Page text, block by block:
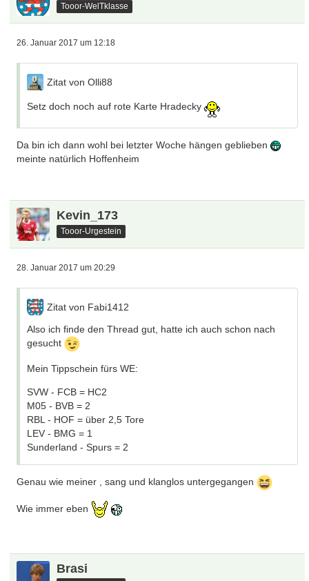
Tooor-WelTklasse
26. Januar 2017 um 12:18
Zitat von Olli88
Setz doch noch auf rote Karte Hradecky
Da bin ich dann wohl bei letzter Woche hängen geblieben
meinte natürlich Hoffenheim
Kevin_173
Tooor-Urgestein
28. Januar 2017 um 20:29
Zitat von Fabi1412
Also ich finde den Thread gut, hatte ich auch schon nach
gesucht
Mein Tippschein fürs WE:
SVW - FCB = HC2
M05 - BVB = 2
RBL - HOF = über 2,5 Tore
LEV - BMG = 1
Sunderland - Spurs = 2
Genau wie meiner , sang und klanglos untergegangen
Wie immer eben
Brasi